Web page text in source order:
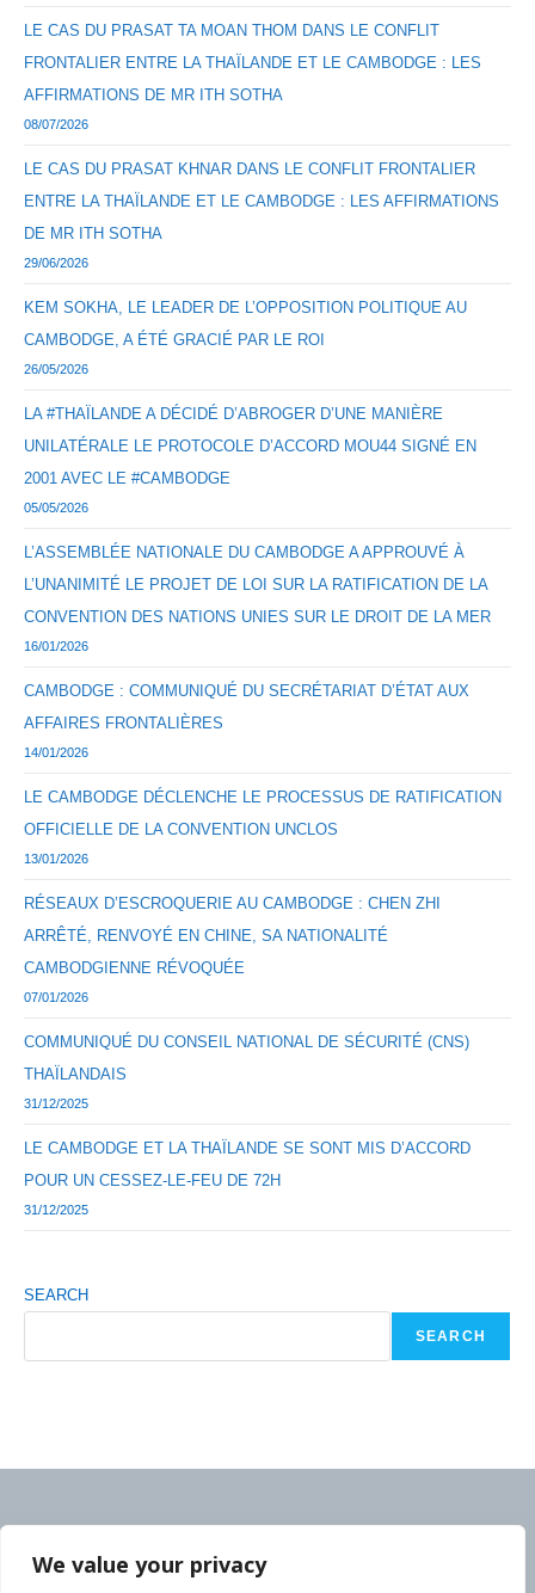
We value your privacy
LE CAS DU PRASAT TA MOAN THOM DANS LE CONFLIT
FRONTALIER ENTRE LA THAÏLANDE ET LE CAMBODGE : LES
AFFIRMATIONS DE MR ITH SOTHA
08/07/2026
LE CAS DU PRASAT KHNAR DANS LE CONFLIT FRONTALIER
ENTRE LA THAÏLANDE ET LE CAMBODGE : LES AFFIRMATIONS
DE MR ITH SOTHA
29/06/2026
KEM SOKHA, LE LEADER DE L’OPPOSITION POLITIQUE AU
CAMBODGE, A ÉTÉ GRACIÉ PAR LE ROI
26/05/2026
LA #THAÏLANDE A DÉCIDÉ D’ABROGER D’UNE MANIÈRE
UNILATÉRALE LE PROTOCOLE D’ACCORD MOU44 SIGNÉ EN
2001 AVEC LE #CAMBODGE
05/05/2026
L’ASSEMBLÉE NATIONALE DU CAMBODGE A APPROUVÉ À
L’UNANIMITÉ LE PROJET DE LOI SUR LA RATIFICATION DE LA
CONVENTION DES NATIONS UNIES SUR LE DROIT DE LA MER
16/01/2026
CAMBODGE : COMMUNIQUÉ DU SECRÉTARIAT D’ÉTAT AUX
AFFAIRES FRONTALIÈRES
14/01/2026
LE CAMBODGE DÉCLENCHE LE PROCESSUS DE RATIFICATION
OFFICIELLE DE LA CONVENTION UNCLOS
13/01/2026
RÉSEAUX D’ESCROQUERIE AU CAMBODGE : CHEN ZHI
ARRÊTÉ, RENVOYÉ EN CHINE, SA NATIONALITÉ
CAMBODGIENNE RÉVOQUÉE
07/01/2026
COMMUNIQUÉ DU CONSEIL NATIONAL DE SÉCURITÉ (CNS)
THAÏLANDAIS
31/12/2025
LE CAMBODGE ET LA THAÏLANDE SE SONT MIS D’ACCORD
POUR UN CESSEZ-LE-FEU DE 72H
31/12/2025
SEARCH
SEARCH